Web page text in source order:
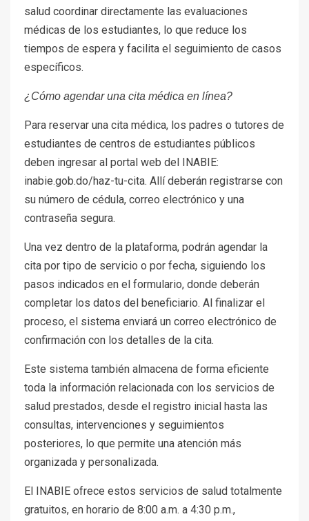
salud coordinar directamente las evaluaciones
médicas de los estudiantes, lo que reduce los
tiempos de espera y facilita el seguimiento de casos
específicos.
¿Cómo agendar una cita médica en línea?
Para reservar una cita médica, los padres o tutores de
estudiantes de centros de estudiantes públicos
deben ingresar al portal web del INABIE:
inabie.gob.do/haz-tu-cita. Allí deberán registrarse con
su número de cédula, correo electrónico y una
contraseña segura.
Una vez dentro de la plataforma, podrán agendar la
cita por tipo de servicio o por fecha, siguiendo los
pasos indicados en el formulario, donde deberán
completar los datos del beneficiario. Al finalizar el
proceso, el sistema enviará un correo electrónico de
confirmación con los detalles de la cita.
Este sistema también almacena de forma eficiente
toda la información relacionada con los servicios de
salud prestados, desde el registro inicial hasta las
consultas, intervenciones y seguimientos
posteriores, lo que permite una atención más
organizada y personalizada.
El INABIE ofrece estos servicios de salud totalmente
gratuitos, en horario de 8:00 a.m. a 4:30 p.m.,